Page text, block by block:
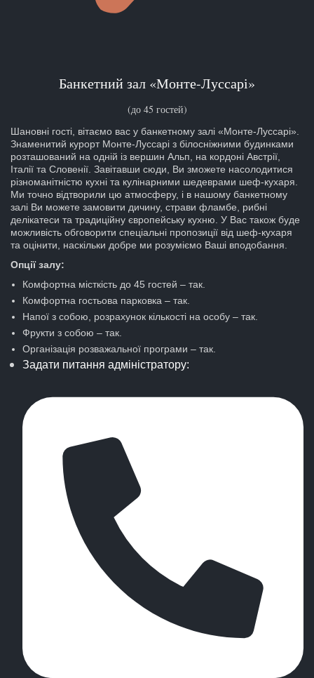
Банкетний зал «Монте-Луссарі»
(до 45 гостей)
Шановні гості, вітаємо вас у банкетному залі «Монте-Луссарі».
Знаменитий курорт Монте-Луссарі з білосніжними будинками
розташований на одній із вершин Альп, на кордоні Австрії,
Італії та Словенії. Завітавши сюди, Ви зможете насолодитися
різноманітністю кухні та кулінарними шедеврами шеф-кухаря.
Ми точно відтворили цю атмосферу, і в нашому банкетному
залі Ви можете замовити дичину, страви фламбе, рибні
делікатеси та традиційну європейську кухню. У Вас також буде
можливість обговорити спеціальні пропозиції від шеф-кухаря
та оцінити, наскільки добре ми розуміємо Ваші вподобання.
Опції залу:
Комфортна місткість до 45 гостей – так.
Комфортна гостьова парковка – так.
Напої з собою, розрахунок кількості на особу – так.
Фрукти з собою – так.
Організація розважальної програми – так.
Задати питання адміністратору: